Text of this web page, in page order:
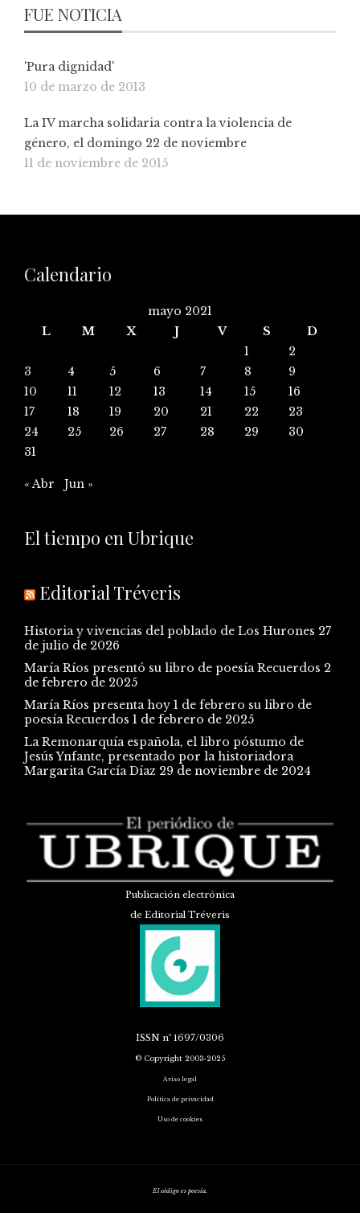
FUE NOTICIA
'Pura dignidad'
10 de marzo de 2013
La IV marcha solidaria contra la violencia de
género, el domingo 22 de noviembre
11 de noviembre de 2015
Calendario
mayo 2021
L
M X J V S
D
1
2
3
4 5 6 7 8
9
10
11 12 13 14 15
16
17
18 19 20 21 22
23
24
25 26 27 28 29
30
31
« Abr Jun »
El tiempo en Ubrique
Editorial Tréveris
Historia y vivencias del poblado de Los Hurones 27
de julio de 2026
María Ríos presentó su libro de poesía Recuerdos 2
de febrero de 2025
María Ríos presenta hoy 1 de febrero su libro de
poesía Recuerdos 1 de febrero de 2025
La Remonarquía española, el libro póstumo de
Jesús Ynfante, presentado por la historiadora
Margarita García Díaz 29 de noviembre de 2024
Publicación electrónica
de Editorial Tréveris
ISSN nº 1697/0306
© Copyright 2003-2025
Aviso legal
Política de privacidad
Uso de cookies
El código es poesía.